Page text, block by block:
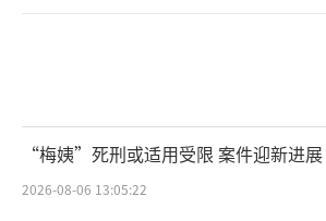
“梅姨”死刑或适用受限 案件迎新进展
2026-08-06 13:05:22